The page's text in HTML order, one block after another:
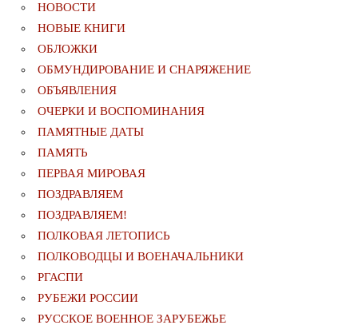
НОВОСТИ
НОВЫЕ КНИГИ
ОБЛОЖКИ
ОБМУНДИРОВАНИЕ И СНАРЯЖЕНИЕ
ОБЪЯВЛЕНИЯ
ОЧЕРКИ И ВОСПОМИНАНИЯ
ПАМЯТНЫЕ ДАТЫ
ПАМЯТЬ
ПЕРВАЯ МИРОВАЯ
ПОЗДРАВЛЯЕМ
ПОЗДРАВЛЯЕМ!
ПОЛКОВАЯ ЛЕТОПИСЬ
ПОЛКОВОДЦЫ И ВОЕНАЧАЛЬНИКИ
РГАСПИ
РУБЕЖИ РОССИИ
РУССКОЕ ВОЕННОЕ ЗАРУБЕЖЬЕ